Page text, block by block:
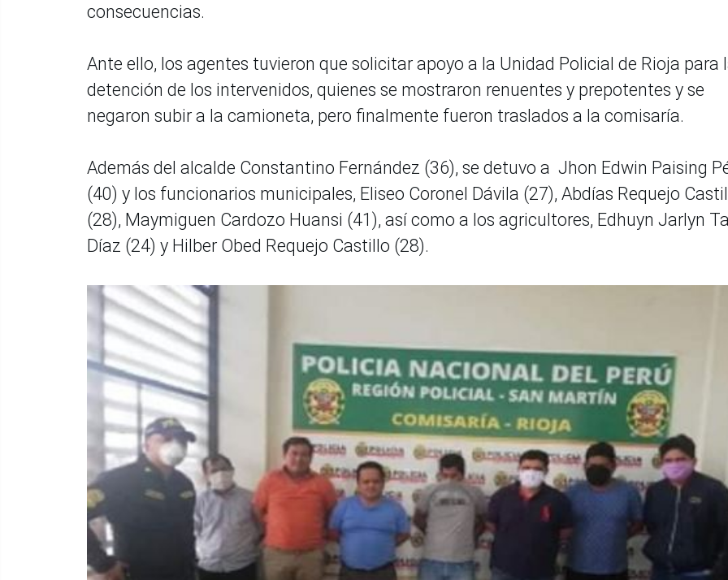
consecuencias.
Ante ello, los agentes tuvieron que solicitar apoyo a la Unidad Policial de Rioja para
detención de los intervenidos, quienes se mostraron renuentes y prepotentes y se
negaron subir a la camioneta, pero finalmente fueron traslados a la comisaría.
Además del alcalde Constantino Fernández (36), se detuvo a Jhon Edwin Paising
(40) y los funcionarios municipales, Eliseo Coronel Dávila (27), Abdías Requejo
(28), Maymiguen Cardozo Huansi (41), así como a los agricultores, Edhuyn Jarlyn
Díaz (24) y Hilber Obed Requejo Castillo (28).